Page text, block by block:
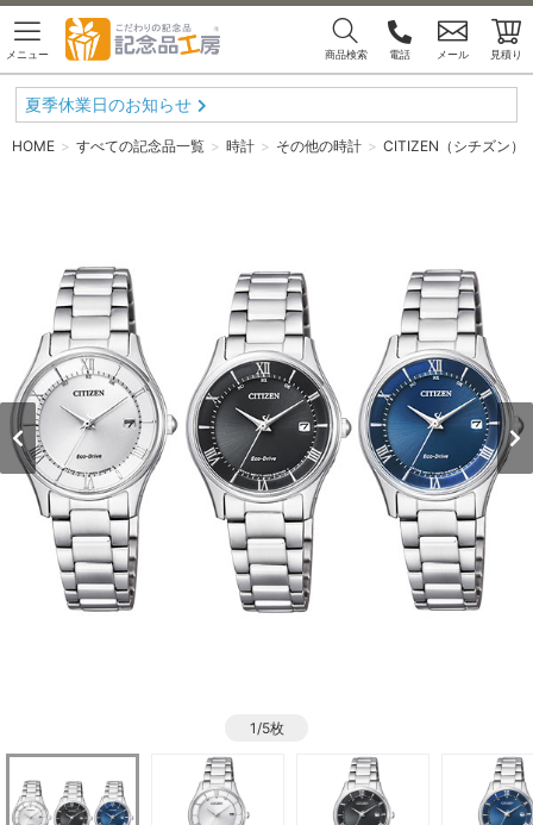
メニュー 商品検索 電話 メール 見積り
夏季休業日のお知らせ
HOME すべての記念品一覧 時計 その他の時計 CITIZEN（シチズン）
1/5枚